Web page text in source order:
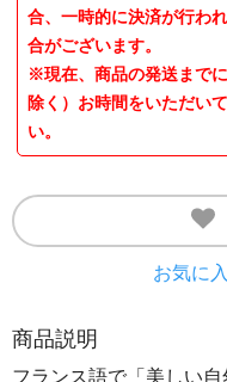
合、一時的に決済が行わ
合がございます。
※現在、商品の発送まで
除く）お時間をいただい
い。
お気に
商品説明
フランス語で「美しい